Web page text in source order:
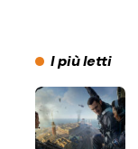
I più letti